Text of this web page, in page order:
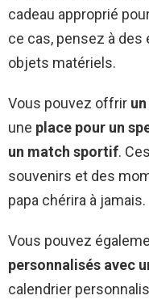
cadeau approprié
ce cas, pensez à des
objets matériels.
Vous pouvez offrir
une place pour un
un match sportif.
souvenirs et des
papa chérira à jamais.
Vous pouvez
personnalisés avec
calendrier